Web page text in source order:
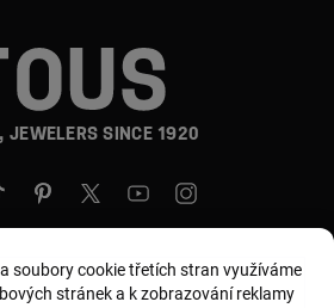
JEWELERS SINCE 1920
soubory cookie třetích stran využíváme
stránek a k zobrazování reklamy